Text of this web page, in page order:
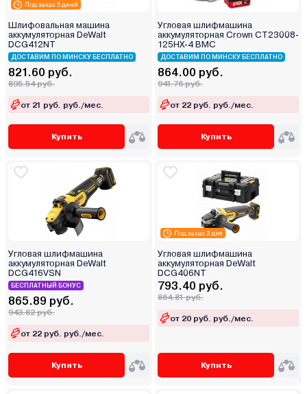
Под заказ 5 дней
Шлифовальная машина
аккумуляторная DeWalt
DCG412NT
ДОСТАВИМ ПО МИНСКУ БЕСПЛАТНО
821.60 руб.
895.54 руб.
от 21 руб. руб./мес.
Купить
Угловая шлифмашина
аккумуляторная Crown CT23008-
125HX-4 BMC
ДОСТАВИМ ПО МИНСКУ БЕСПЛАТНО
864.00 руб.
941.76 руб.
от 22 руб. руб./мес.
Купить
Угловая шлифмашина
аккумуляторная DeWalt
DCG416VSN
БЕСПЛАТНЫЙ БОНУС
865.89 руб.
943.82 руб.
от 22 руб. руб./мес.
Купить
Под заказ 3 дня
Угловая шлифмашина
аккумуляторная DeWalt
DCG406NT
793.40 руб.
864.81 руб.
от 20 руб. руб./мес.
Купить